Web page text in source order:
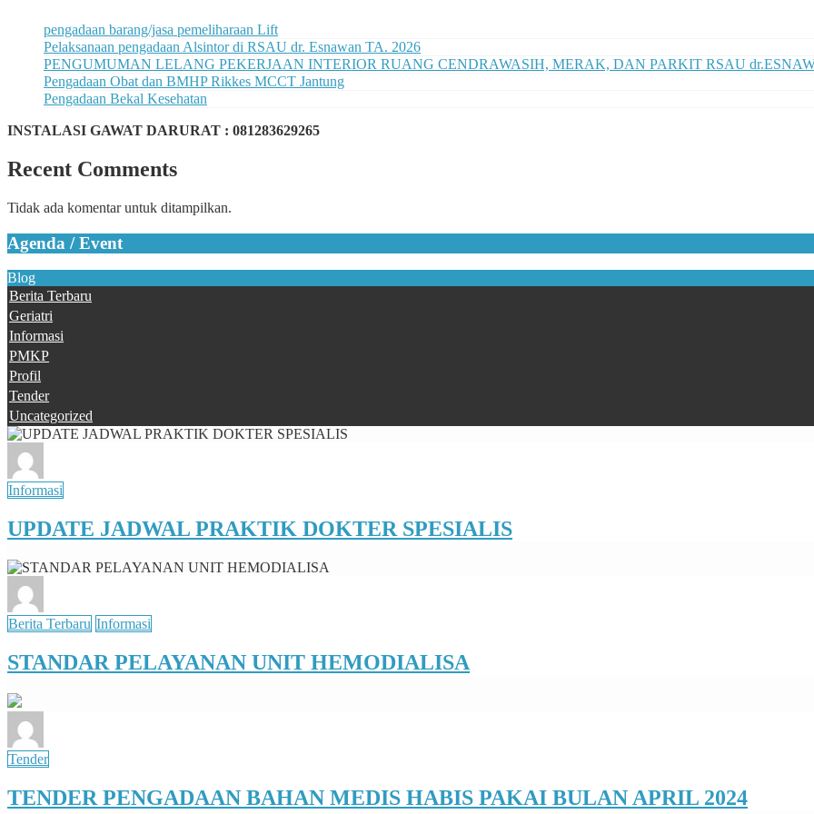
pengadaan barang/jasa pemeliharaan Lift
Pelaksanaan pengadaan Alsintor di RSAU dr. Esnawan TA. 2026
PENGUMUMAN LELANG PEKERJAAN INTERIOR RUANG CENDRAWASIH, MERAK, DAN PARKIT RSAU
Pengadaan Obat dan BMHP Rikkes MCCT Jantung
Pengadaan Bekal Kesehatan
INSTALASI GAWAT DARURAT : 081283629265
Recent Comments
Tidak ada komentar untuk ditampilkan.
Agenda / Event
Blog
Berita Terbaru
Geriatri
Informasi
PMKP
Profil
Tender
Uncategorized
Informasi
UPDATE JADWAL PRAKTIK DOKTER SPESIALIS
Berita Terbaru Informasi
STANDAR PELAYANAN UNIT HEMODIALISA
Tender
TENDER PENGADAAN BAHAN MEDIS HABIS PAKAI BULAN APRIL 2024